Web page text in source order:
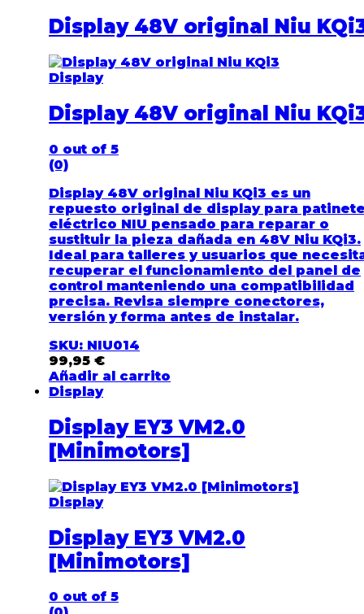
Display 48V original Niu
Display
Display 48V original Niu
0 out of 5
(0)
Display 48V original Niu KQi3 es un
repuesto original de display para
eléctrico NIU pensado para reparar o
sustituir la pieza dañada en 48V Niu KQi3.
Ideal para talleres y usuarios que
recuperar el funcionamiento del panel de
control manteniendo una compatibilidad
precisa. Revisa siempre conectores,
versión y forma antes de instalar.
SKU: NIU014
99,95 €
Añadir al carrito
Display
Display EY3 VM2.0
[Minimotors]
Display
Display EY3 VM2.0
[Minimotors]
0 out of 5